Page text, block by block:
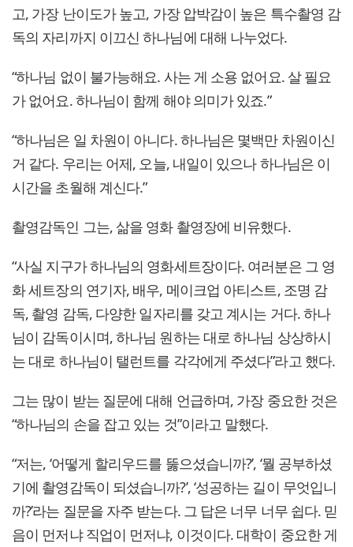
고, 가장 난이도가 높고, 가장 압박감이 높은 특수촬영 감
독의 자리까지 이끄신 하나님에 대해 나누었다.
“하나님 없이 불가능해요. 사는 게 소용 없어요. 살 필요
가 없어요. 하나님이 함께 해야 의미가 있죠.”
“하나님은 일 차원이 아니다. 하나님은 몇백만 차원이신
거 같다. 우리는 어제, 오늘, 내일이 있으나 하나님은 이
시간을 초월해 계신다.”
촬영감독인 그는, 삶을 영화 촬영장에 비유했다.
“사실 지구가 하나님의 영화세트장이다. 여러분은 그 영
화 세트장의 연기자, 배우, 메이크업 아티스트, 조명 감
독, 촬영 감독, 다양한 일자리를 갖고 계시는 거다. 하나
님이 감독이시며, 하나님 원하는 대로 하나님 상상하시
는 대로 하나님이 탤런트를 각각에게 주셨다”라고 했다.
그는 많이 받는 질문에 대해 언급하며, 가장 중요한 것은
“하나님의 손을 잡고 있는 것”이라고 말했다.
“저는, ‘어떻게 할리우드를 뚫으셨습니까?’, ‘뭘 공부하셨
기에 촬영감독이 되셨습니까?’, ‘성공하는 길이 무엇입니
까?’라는 질문을 자주 받는다. 그 답은 너무 너무 쉽다. 믿
음이 먼저냐 직업이 먼저냐, 이것이다. 대학이 중요한 게